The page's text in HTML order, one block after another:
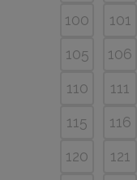
100
101
105
106
110
111
115
116
120
121